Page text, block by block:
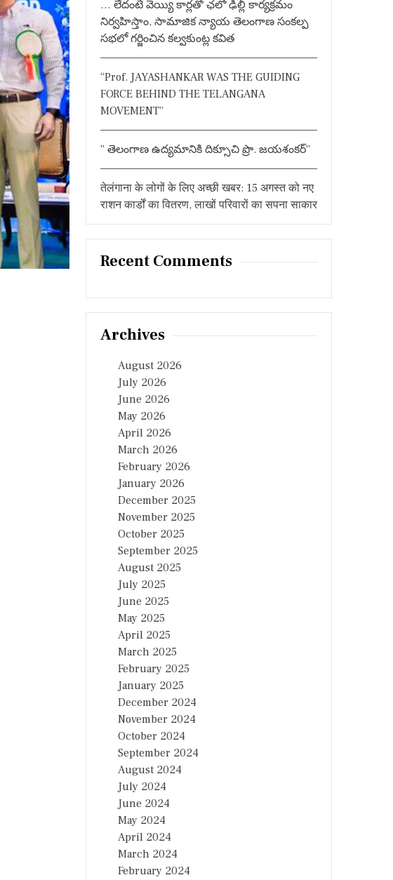
మా
ని
కి
ఉ
త్త
మ
గ్రా
మ
చా
తీ
వా
… లేదంటే వెయ్యి కార్లతో ఛలో ఢిల్లీ కార్యక్రమం
నిర్వహిస్తాం, సామాజిక న్యాయ తెలంగాణ సంకల్ప
సభలో గర్జించిన కల్వకుంట్ల కవిత
“Prof. JAYASHANKAR WAS THE GUIDING
FORCE BEHIND THE TELANGANA
MOVEMENT”
” తెలంగాణ ఉద్యమానికి దిక్సూచి ప్రొ. జయశంకర్”
तेलंगाना के लोगों के लिए अच्छी खबर: 15 अगस्त को नए
राशन कार्डों का वितरण, लाखों परिवारों का सपना साकार
Recent Comments
Archives
August 2026
July 2026
June 2026
May 2026
April 2026
March 2026
February 2026
January 2026
December 2025
November 2025
October 2025
September 2025
August 2025
July 2025
June 2025
May 2025
April 2025
March 2025
February 2025
January 2025
December 2024
November 2024
October 2024
September 2024
August 2024
July 2024
June 2024
May 2024
April 2024
March 2024
February 2024